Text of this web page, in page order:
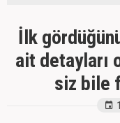
İlk
ait detayları
siz bile